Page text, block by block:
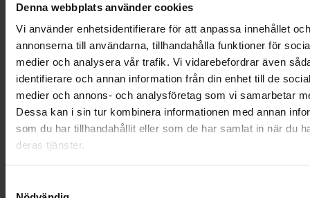
Denna webbplats använder cookies
Vi använder enhetsidentifierare för att anpassa innehållet och
annonserna till användarna, tillhandahålla funktioner för
medier och analysera vår trafik. Vi vidarebefordrar även
identifierare och annan information från din enhet till de
medier och annons- och analysföretag som vi samarbetar
Dessa kan i sin tur kombinera informationen med annan
som du har tillhandahållit eller som de har samlat in när du
deras tjänster.
möbelinköpsprocess med snabba
leveranser
Att planera ett möbelinköp kan ofta kännas som en tidskrävande och
krånglig process. Men med rätt planering och Banquets utbud av
skräddarsydda lösningar blir det både smidigt och snabbt. I det här
inlägget visar vi hur du får tillgång till kontorsmöbler,
konferensmöbler och restaurangmöbler som levereras snabbt – utan
att tumma på kvaliteten. Läs vidare för att se hur du kan förenkla
hela processen från idé till installation. För mer information, klicka
här.